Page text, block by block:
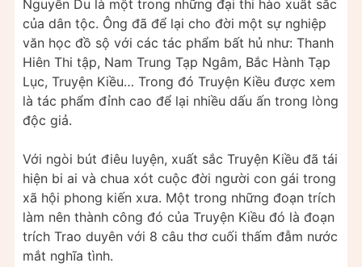
Nguyễn Du là một trong những đại thi hào xuất sắc
của dân tộc. Ông đã để lại cho đời một sự nghiệp
văn học đồ sộ với các tác phẩm bất hủ như: Thanh
Hiên Thi tập, Nam Trung Tạp Ngâm, Bắc Hành Tạp
Lục, Truyện Kiều… Trong đó Truyện Kiều được xem
là tác phẩm đỉnh cao để lại nhiều dấu ấn trong lòng
độc giả.
Với ngòi bút điêu luyện, xuất sắc Truyện Kiều đã tái
hiện bi ai và chua xót cuộc đời người con gái trong
xã hội phong kiến xưa. Một trong những đoạn trích
làm nên thành công đó của Truyện Kiều đó là đoạn
trích Trao duyên với 8 câu thơ cuối thấm đẫm nước
mắt nghĩa tình.